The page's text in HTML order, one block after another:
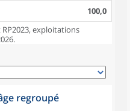
100,0
RP2023, exploitations
regroupé